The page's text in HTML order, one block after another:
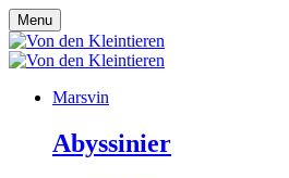
Menu
Marsvin
Abyssinier